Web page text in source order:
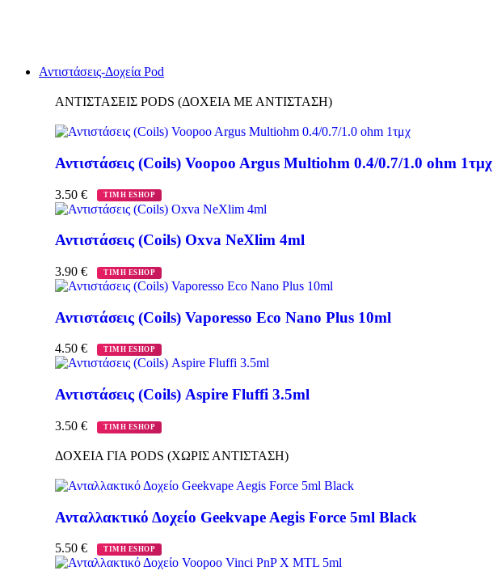
Αντιστάσεις-Δοχεία Pod
ΑΝΤΙΣΤΑΣΕΙΣ PODS (ΔΟΧΕΙΑ ΜΕ ΑΝΤΙΣΤΑΣΗ)
Αντιστάσεις (Coils) Voopoo Argus Multiohm 0.4/0.7/1.0 ohm 1τμχ
3.50 € ΤΙΜΗ ESHOP
Αντιστάσεις (Coils) Oxva NeXlim 4ml
3.90 € ΤΙΜΗ ESHOP
Αντιστάσεις (Coils) Vaporesso Eco Nano Plus 10ml
4.50 € ΤΙΜΗ ESHOP
Αντιστάσεις (Coils) Aspire Fluffi 3.5ml
3.50 € ΤΙΜΗ ESHOP
ΔΟΧΕΙΑ ΓΙΑ PODS (ΧΩΡΙΣ ΑΝΤΙΣΤΑΣΗ)
Ανταλλακτικό Δοχείο Geekvape Aegis Force 5ml Black
5.50 € ΤΙΜΗ ESHOP